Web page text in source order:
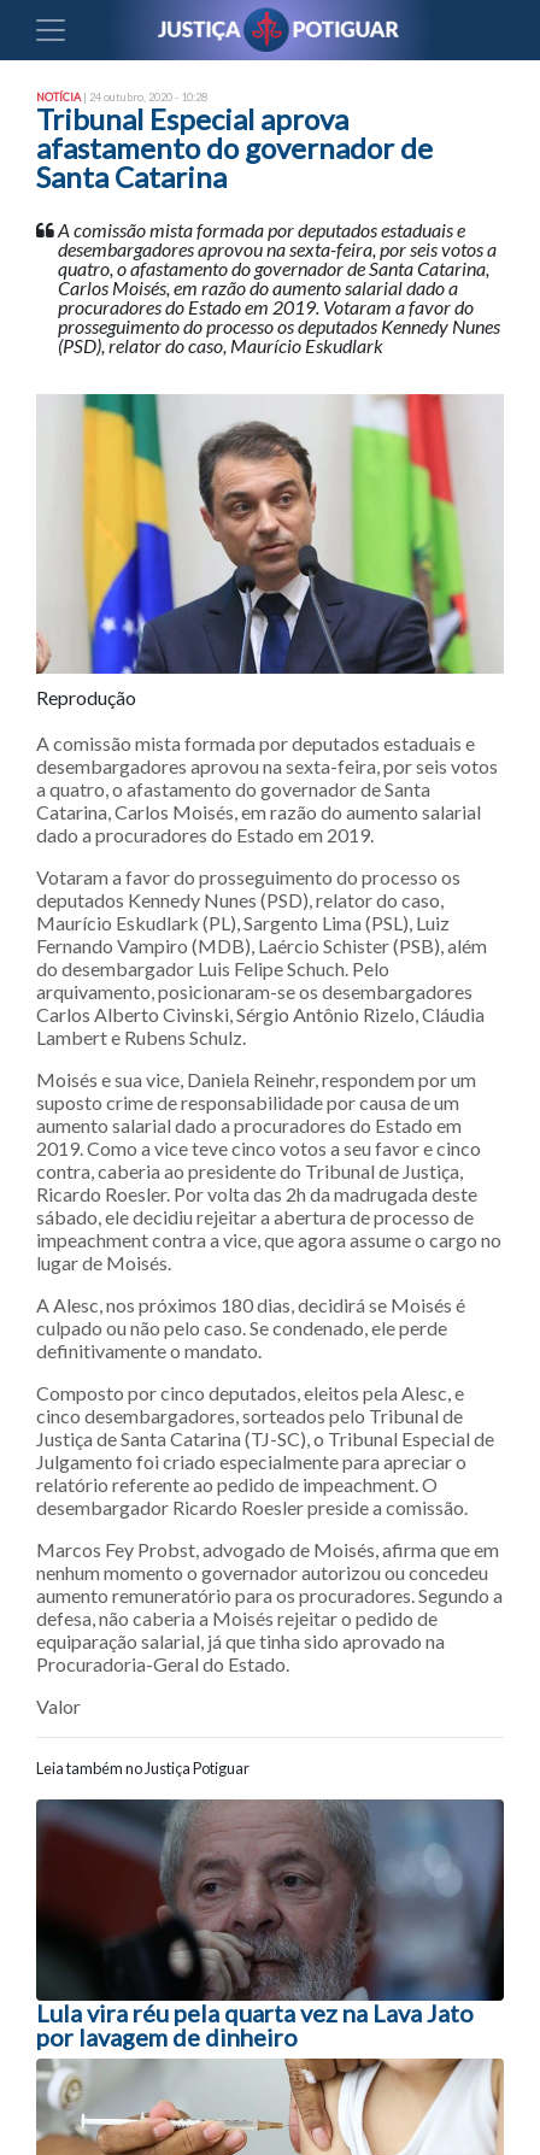
NOTÍCIA | 24 outubro, 2020 - 10:28
Tribunal Especial aprova
afastamento do governador de
Santa Catarina
A comissão mista formada por deputados estaduais e
desembargadores aprovou na sexta-feira, por seis votos a
quatro, o afastamento do governador de Santa Catarina,
Carlos Moisés, em razão do aumento salarial dado a
procuradores do Estado em 2019. Votaram a favor do
prosseguimento do processo os deputados Kennedy Nunes
(PSD), relator do caso, Maurício Eskudlark
Reprodução
A comissão mista formada por deputados estaduais e
desembargadores aprovou na sexta-feira, por seis votos
a quatro, o afastamento do governador de Santa
Catarina, Carlos Moisés, em razão do aumento salarial
dado a procuradores do Estado em 2019.
Votaram a favor do prosseguimento do processo os
deputados Kennedy Nunes (PSD), relator do caso,
Maurício Eskudlark (PL), Sargento Lima (PSL), Luiz
Fernando Vampiro (MDB), Laércio Schister (PSB), além
do desembargador Luis Felipe Schuch. Pelo
arquivamento, posicionaram-se os desembargadores
Carlos Alberto Civinski, Sérgio Antônio Rizelo, Cláudia
Lambert e Rubens Schulz.
Moisés e sua vice, Daniela Reinehr, respondem por um
suposto crime de responsabilidade por causa de um
aumento salarial dado a procuradores do Estado em
2019. Como a vice teve cinco votos a seu favor e cinco
contra, caberia ao presidente do Tribunal de Justiça,
Ricardo Roesler. Por volta das 2h da madrugada deste
sábado, ele decidiu rejeitar a abertura de processo de
impeachment contra a vice, que agora assume o cargo no
lugar de Moisés.
A Alesc, nos próximos 180 dias, decidirá se Moisés é
culpado ou não pelo caso. Se condenado, ele perde
definitivamente o mandato.
Composto por cinco deputados, eleitos pela Alesc, e
cinco desembargadores, sorteados pelo Tribunal de
Justiça de Santa Catarina (TJ-SC), o Tribunal Especial de
Julgamento foi criado especialmente para apreciar o
relatório referente ao pedido de impeachment. O
desembargador Ricardo Roesler preside a comissão.
Marcos Fey Probst, advogado de Moisés, afirma que em
nenhum momento o governador autorizou ou concedeu
aumento remuneratório para os procuradores. Segundo a
defesa, não caberia a Moisés rejeitar o pedido de
equiparação salarial, já que tinha sido aprovado na
Procuradoria-Geral do Estado.
Valor
Leia também no Justiça Potiguar
Navegação entre posts
Lula vira réu pela quarta vez na Lava Jato
por lavagem de dinheiro